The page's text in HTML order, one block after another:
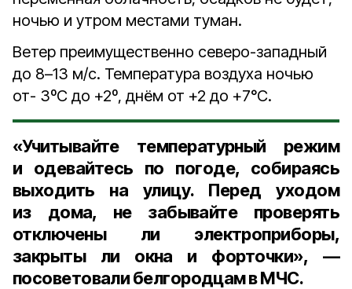
ночью и утром местами туман.
Ветер преимущественно северо-западный
до 8–13 м/с. Температура воздуха ночью
от- 3ºС до +2º, днём от +2 до +7°С.
«Учитывайте температурный режим
и одевайтесь по погоде, собираясь
выходить на улицу. Перед уходом
из дома, не забывайте проверять
отключены ли электроприборы,
закрыты ли окна и форточки», —
посоветовали белгородцам в МЧС.